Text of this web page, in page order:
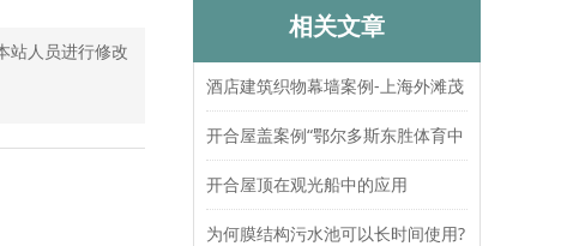
站人员进行修改
相关文章
酒店建筑织物幕墙案例-上海外滩茂
悦大酒店
开合屋盖案例“鄂尔多斯东胜体育中
心”
开合屋顶在观光船中的应用
为何膜结构污水池可以长时间使用?